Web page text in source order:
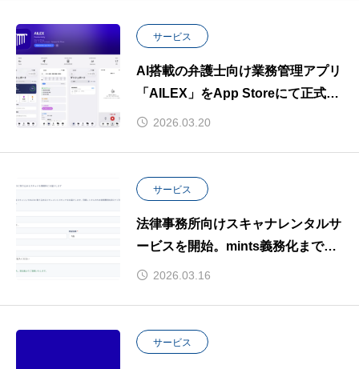
サービス
AI搭載の弁護士向け業務管理アプリ
「AILEX」をApp Storeにて正式リ
リース。mints義務化（2026年5月
2026.03.20
サービス
法律事務所向けスキャナレンタルサ
ービスを開始。mints義務化まで約
2か月、紙の事件記録をAILEXに取
2026.03.16
サービス